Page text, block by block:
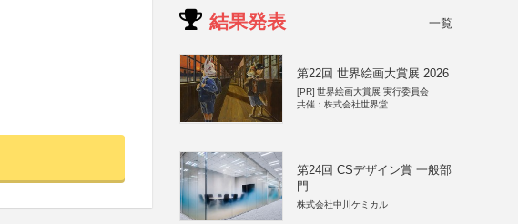
結果発表 一覧
第22回 世界絵画大賞展 2026
[PR] 世界絵画大賞展 実行委員会
共催：株式会社世界堂
第24回 CSデザイン賞 一般部
門
株式会社中川ケミカル